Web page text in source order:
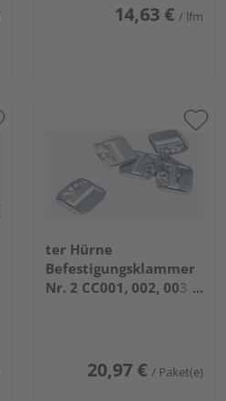
14,63 € / lfm
ter Hürne
Befestigungsklammer
Nr. 2 CC001, 002, 003,
20,97 € / Paket(e)